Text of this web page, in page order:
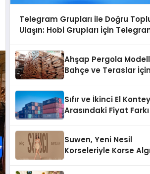
Telegram Grupları ile Doğru
Ulaşın: Hobi Grupları İçin
Ahşap Pergola
Bahçe ve Teraslar İçin
Sıfır ve İkinci El
Arasındaki Fiyat Farkı
Suwen, Yeni Nesil
Korseleriyle Korse